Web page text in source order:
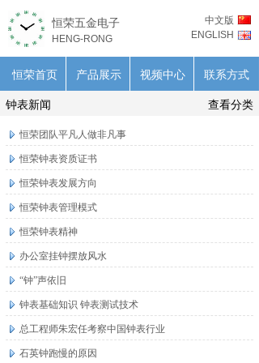
中文版
ENGLISH
恒荣五金电子
HENG-RONG
恒荣首页 产品展示 视频中心 联系方式
查看分类
钟表新闻
恒荣团队平凡人做非凡事
恒荣钟表资质证书
恒荣钟表发展方向
恒荣钟表管理模式
恒荣钟表精神
办公室挂钟摆放风水
“钟”声依旧
钟表基础知识 钟表测试技术
总工程师朱宏任考察中国钟表行业
石英钟跑慢的原因